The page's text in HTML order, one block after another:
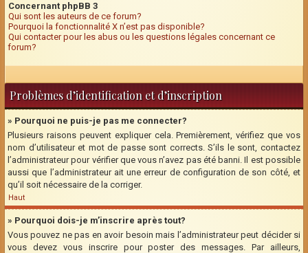
Concernant phpBB 3
Qui sont les auteurs de ce forum?
Pourquoi la fonctionnalité X n’est pas disponible?
Qui contacter pour les abus ou les questions légales concernant ce
forum?
Problèmes d’identification et d’inscription
» Pourquoi ne puis-je pas me connecter?
Plusieurs raisons peuvent expliquer cela. Premièrement, vérifiez que vos
nom d’utilisateur et mot de passe sont corrects. S’ils le sont, contactez
l’administrateur pour vérifier que vous n’avez pas été banni. Il est possible
aussi que l’administrateur ait une erreur de configuration de son côté, et
qu’il soit nécessaire de la corriger.
Haut
» Pourquoi dois-je m’inscrire après tout?
Vous pouvez ne pas en avoir besoin mais l’administrateur peut décider si
vous devez vous inscrire pour poster des messages. Par ailleurs,